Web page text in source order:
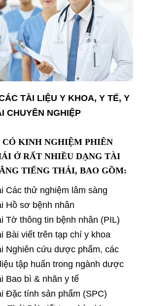
TÀI LIỆU Y KHOA, Y TẾ, Y
CHUYÊN NGHIỆP
CÓ KINH NGHIỆM PHIÊN
Ở RẤT NHIỀU DẠNG TÀI
TIẾNG THÁI, BAO GỒM:
Các thử nghiệm lâm sàng
Hồ sơ bệnh nhân
Tờ thông tin bệnh nhân (PIL)
Bài viết trên tạp chí y khoa
Nghiên cứu dược phẩm, các
tập huấn trong ngành dược
Bao bì & nhãn y tế
Đặc tính sản phẩm (SPC)